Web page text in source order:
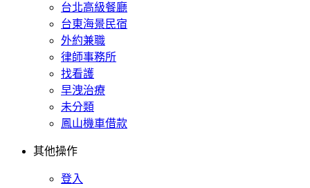
台北高級餐廳
台東海景民宿
外約兼職
律師事務所
找看護
早洩治療
未分類
鳳山機車借款
其他操作
登入